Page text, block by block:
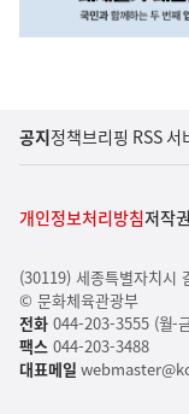
공지정책브리핑 RSS 서
개인정보처리방침저작
(30119) 세종특별자치시
© 문화체육관광부
전화044-203-3555 (월-
팩스044-203-3488
대표메일